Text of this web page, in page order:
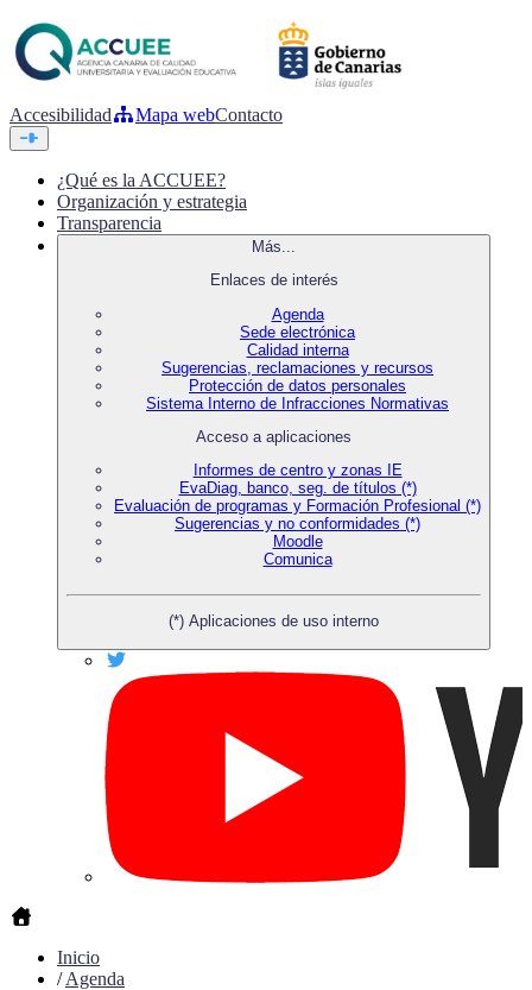
Accesibilidad Mapa webContacto
¿Qué es la ACCUEE?
Organización y estrategia
Transparencia
Más...
Enlaces de interés
Agenda
Sede electrónica
Calidad interna
Sugerencias, reclamaciones y recursos
Protección de datos personales
Sistema Interno de Infracciones Normativas
Acceso a aplicaciones
Informes de centro y zonas IE
EvaDiag, banco, seg. de títulos (*)
Evaluación de programas y Formación Profesional (*)
Sugerencias y no conformidades (*)
Moodle
Comunica
(*) Aplicaciones de uso interno
Inicio
/Agenda